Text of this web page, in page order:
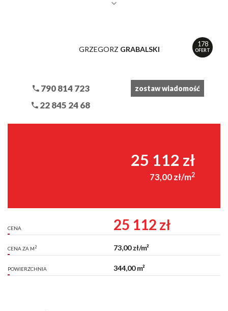
178
OFERT
GRZEGORZ GRABALSKI
790 814 723
22 845 24 68
zostaw wiadomość
25 112 zł
73,00 zł/m2
CENA 25 112 zł
CENA ZA M2 73,00 zł/m²
POWIERZCHNIA 344,00 m²